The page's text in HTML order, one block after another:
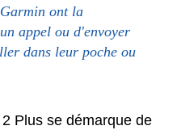
ont la
appel ou d'envoyer
dans leur poche ou
Plus se démarque de